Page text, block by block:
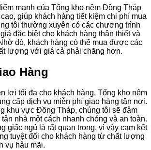
mạnh của Tổng kho nệm Đồng Tháp
giúp khách hàng tiết kiệm chi phí mua
tôi thường xuyên có các chương trình
đặc biệt cho khách hàng thân thiết và
đó, khách hàng có thể mua được các
lượng với giá cả phải chăng hơn.
Hàng
lợi tối đa cho khách hàng, Tổng kho nệm
cấp dịch vụ miễn phí giao hàng tận nơi.
khu vực Đồng Tháp, chúng tôi sẽ đảm
nhà một cách nhanh chóng và an toàn.
giấc ngủ là rất quan trọng, vì vậy cam kết
tuyệt đối cho khách hàng từ chất lượng
vụ hậu mãi.